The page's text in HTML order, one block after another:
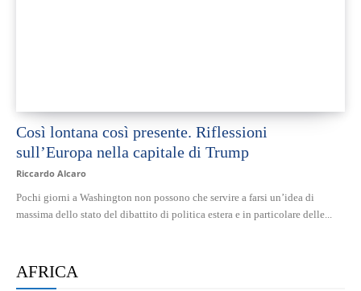
Così lontana così presente. Riflessioni
sull’Europa nella capitale di Trump
Riccardo Alcaro
Pochi giorni a Washington non possono che servire a farsi un’idea di
massima dello stato del dibattito di politica estera e in particolare delle...
AFRICA